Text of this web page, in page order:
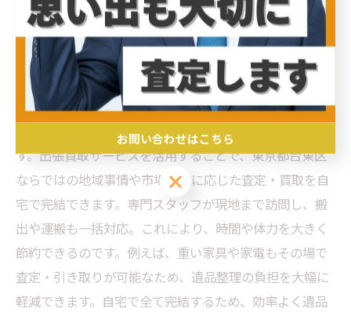
台東区の遺品整理に最適な出張買
取の利点
出張買取で台東区の遺品整理が効率的に進む理由
遺品整理は感情的負担に加え、作業量も多くなりがちで
す。出張買取サービスを活用することで、東京都台東区
ならではの地域事情や市場動向に応じた査定・買取を自
宅で完結できます。専門スタッフが現地まで訪問し、搬
出や運搬も一括対応。これにより、時間や体力を大きく
節約できるのです。例えば、重い家具や家電もその場で
査定・引き取りが可能なため、遺品整理の負担を大幅に
軽減できます。自宅で全て完結するため、効率よく遺品
お問い合わせはこちら
お問い合わせはこちら